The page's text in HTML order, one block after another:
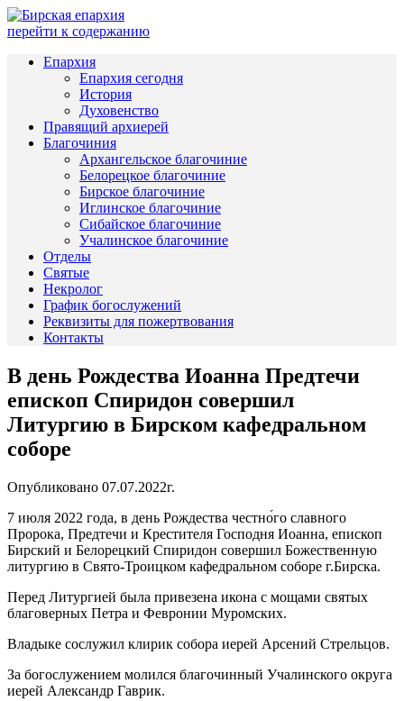
перейти к содержанию
Епархия
Епархия сегодня
История
Духовенство
Правящий архиерей
Благочиния
Архангельское благочиние
Белорецкое благочиние
Бирское благочиние
Иглинское благочиние
Сибайское благочиние
Учалинское благочиние
Отделы
Святые
Некролог
График богослужений
Реквизиты для пожертвования
Контакты
В день Рождества Иоанна Предтечи
епископ Спиридон совершил
Литургию в Бирском кафедральном
соборе
Опубликовано 07.07.2022г.
7 июля 2022 года, в день Рождества честно́го славного
Пророка, Предтечи и Крестителя Господня Иоанна, епископ
Бирский и Белорецкий Спиридон совершил Божественную
литургию в Свято-Троицком кафедральном соборе г.Бирска.
Перед Литургией была привезена икона с мощами святых
благоверных Петра и Февронии Муромских.
Владыке сослужил клирик собора иерей Арсений Стрельцов.
За богослужением молился благочинный Учалинского округа
иерей Александр Гаврик.